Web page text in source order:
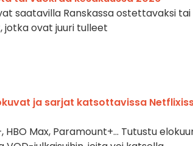
saatavilla Ranskassa ostettavaksi tai
jotka ovat juuri tulleet
ja sarjat katsottavissa
HBO Max, Paramount+… Tutustu